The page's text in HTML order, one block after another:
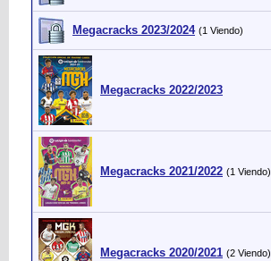
Megacracks 2023/2024 (1 Viendo)
Megacracks 2022/2023
Megacracks 2021/2022 (1 Viendo)
Megacracks 2020/2021 (2 Viendo)